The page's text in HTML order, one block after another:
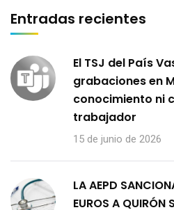
Entradas recientes
El TSJ del País
grabaciones en
conocimiento ni
trabajador
15 de junio de 2026
LA AEPD
EUROS A QUIRÓN